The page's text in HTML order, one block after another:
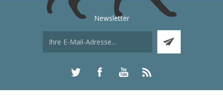
Newsletter